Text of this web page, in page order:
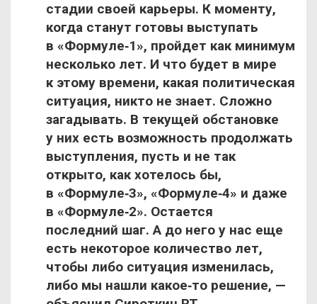
стадии своей карьеры. К моменту,
когда станут готовы выступать
в «Формуле‑1», пройдет как минимум
несколько лет. И что будет в мире
к этому времени, какая политическая
ситуация, никто не знает. Сложно
загадывать. В текущей обстановке
у них есть возможность продолжать
выступления, пусть и не так
открыто, как хотелось бы,
в «Формуле‑3», «Формуле‑4» и даже
в «Формуле‑2». Остается
последний шаг. А до него у нас еще
есть некоторое количество лет,
чтобы либо ситуация изменилась,
либо мы нашли какое‑то решение, —